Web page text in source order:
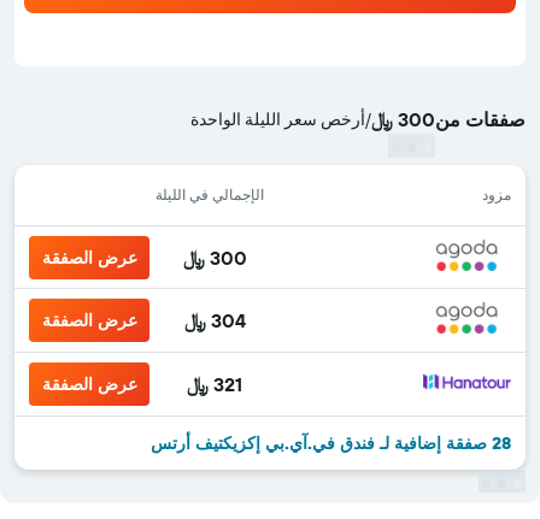
صفقات من300 ﷼ /أرخص سعر الليلة الواحدة
مزود الإجمالي في الليلة
300 ﷼ عرض الصفقة
304 ﷼ عرض الصفقة
321 ﷼ عرض الصفقة
28 صفقة إضافية لـ فندق في.آي.بي إكزيكتيف أرتس